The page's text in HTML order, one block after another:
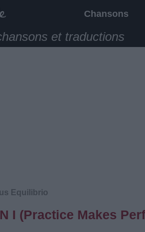
Chansons
et traductions
Equilibrio
I (Practice Makes